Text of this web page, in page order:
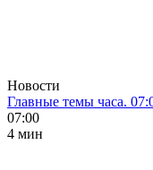
Новости
Главные темы часа.
07:00
4 мин